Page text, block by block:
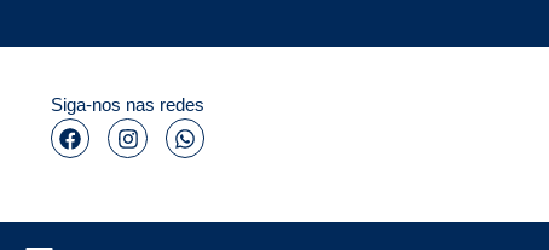
Siga-nos nas redes